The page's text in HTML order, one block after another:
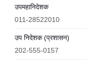
उपमहानिदेशक
011-28522010
उप निदेशक (प्रशासन)
202-555-0157